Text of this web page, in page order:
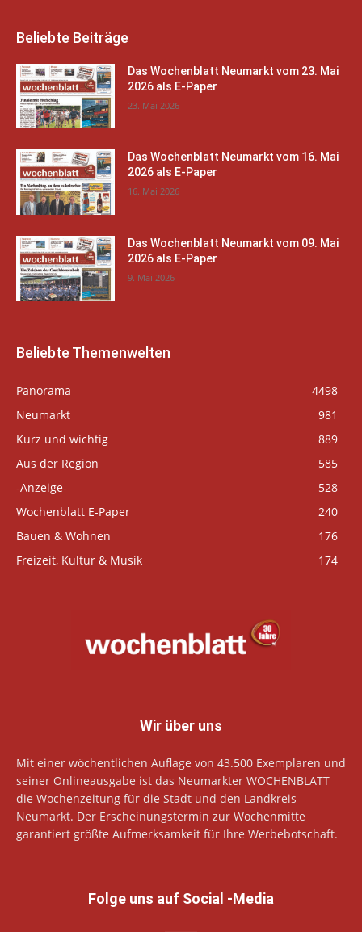
Beliebte Beiträge
Das Wochenblatt Neumarkt vom 23. Mai
2026 als E-Paper
23. Mai 2026
Das Wochenblatt Neumarkt vom 16. Mai
2026 als E-Paper
16. Mai 2026
Das Wochenblatt Neumarkt vom 09. Mai
2026 als E-Paper
9. Mai 2026
Beliebte Themenwelten
Panorama
4498
Neumarkt
981
Kurz und wichtig
889
Aus der Region
585
-Anzeige-
528
Wochenblatt E-Paper
240
Bauen & Wohnen
176
Freizeit, Kultur & Musik
174
Wir über uns
Mit einer wöchentlichen Auflage von 43.500 Exemplaren und
seiner Onlineausgabe ist das Neumarkter WOCHENBLATT
die Wochenzeitung für die Stadt und den Landkreis
Neumarkt. Der Erscheinungstermin zur Wochenmitte
garantiert größte Aufmerksamkeit für Ihre Werbebotschaft.
Folge uns auf Social -Media